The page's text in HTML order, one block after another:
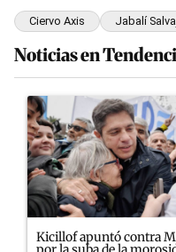
Ciervo Axis Jabalí
Noticias en
Este listado muestra los
Un artículo de tendencia
Kicillof apuntó contra